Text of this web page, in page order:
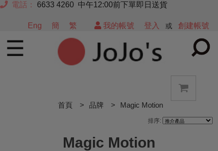
電話： 6633 4260 中午12:00前下單即日送貨
我的帳號 登入 或 創建帳號
Eng 簡 繁
☰
首頁 品牌 Magic Motion
排序:
Magic Motion